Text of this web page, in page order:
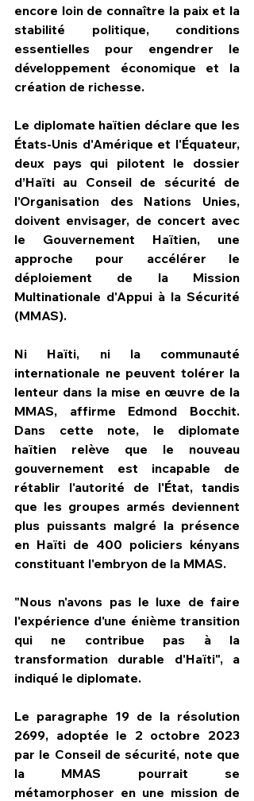
encore loin de connaître la paix et la
stabilité politique, conditions
essentielles pour engendrer le
développement économique et la
création de richesse.
Le diplomate haïtien déclare que les
États-Unis d'Amérique et l'Équateur,
deux pays qui pilotent le dossier
d’Haïti au Conseil de sécurité de
l'Organisation des Nations Unies,
doivent envisager, de concert avec
le Gouvernement Haïtien, une
approche pour accélérer le
déploiement de la Mission
Multinationale d'Appui à la Sécurité
(MMAS).
Ni Haïti, ni la communauté
internationale ne peuvent tolérer la
lenteur dans la mise en œuvre de la
MMAS, affirme Edmond Bocchit.
Dans cette note, le diplomate
haïtien relève que le nouveau
gouvernement est incapable de
rétablir l'autorité de l'État, tandis
que les groupes armés deviennent
plus puissants malgré la présence
en Haïti de 400 policiers kényans
constituant l'embryon de la MMAS.
"Nous n'avons pas le luxe de faire
l'expérience d'une énième transition
qui ne contribue pas à la
transformation durable d'Haïti", a
indiqué le diplomate.
Le paragraphe 19 de la résolution
2699, adoptée le 2 octobre 2023
par le Conseil de sécurité, note que
la MMAS pourrait se
métamorphoser en une mission de